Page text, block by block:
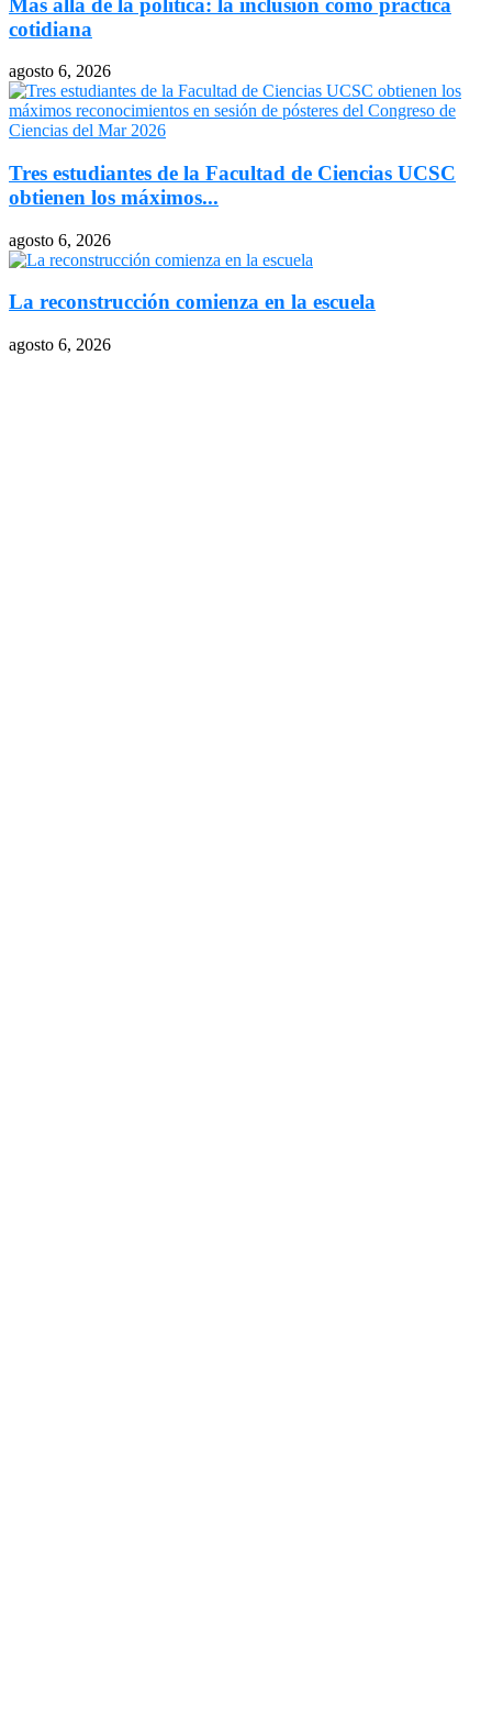
cotidiana
agosto 6, 2026
Tres estudiantes de la Facultad de Ciencias UCSC
obtienen los máximos...
agosto 6, 2026
La reconstrucción comienza en la escuela
agosto 6, 2026